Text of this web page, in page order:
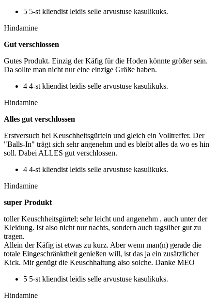
5 5-st kliendist leidis selle arvustuse kasulikuks.
Hindamine
Gut verschlossen
Gutes Produkt. Einzig der Käfig für die Hoden könnte größer sein.
Da sollte man nicht nur eine einzige Größe haben.
4 4-st kliendist leidis selle arvustuse kasulikuks.
Hindamine
Alles gut verschlossen
Erstversuch bei Keuschheitsgürteln und gleich ein Volltreffer. Der
"Balls-In" trägt sich sehr angenehm und es bleibt alles da wo es hin
soll. Dabei ALLES gut verschlossen.
4 4-st kliendist leidis selle arvustuse kasulikuks.
Hindamine
super Produkt
toller Keuschheitsgürtel; sehr leicht und angenehm , auch unter der
Kleidung. Ist also nicht nur nachts, sondern auch tagsüber gut zu
tragen.
Allein der Käfig ist etwas zu kurz. Aber wenn man(n) gerade die
totale Eingeschränktheit genießen will, ist das ja ein zusätzlicher
Kick. Mir genügt die Keuschhaltung also solche. Danke MEO
5 5-st kliendist leidis selle arvustuse kasulikuks.
Hindamine